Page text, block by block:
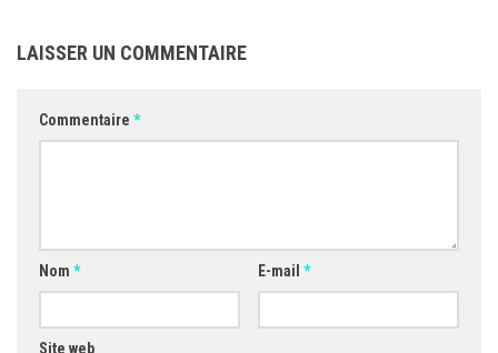
LAISSER UN COMMENTAIRE
Commentaire *
Nom * E-mail *
Site web